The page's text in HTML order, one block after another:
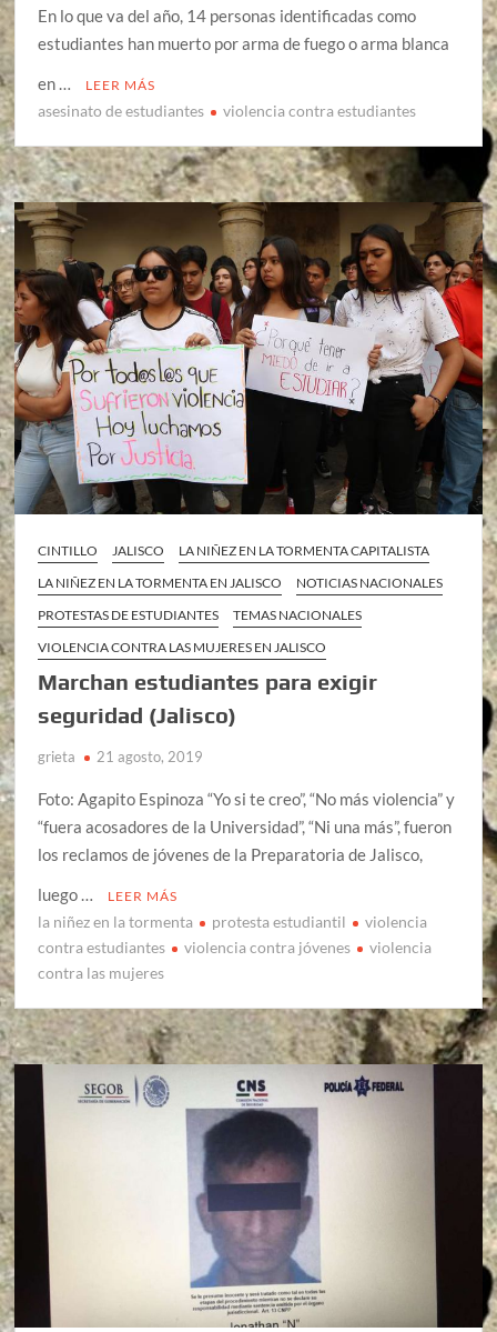
En lo que va del año, 14 personas identificadas como
estudiantes han muerto por arma de fuego o arma blanca
en …
LEER MÁS
asesinato de estudiantes violencia contra estudiantes
CINTILLO JALISCO
LA NIÑEZ EN LA TORMENTA CAPITALISTA
LA NIÑEZ EN LA TORMENTA EN JALISCO
NOTICIAS NACIONALES
PROTESTAS DE ESTUDIANTES
TEMAS NACIONALES
VIOLENCIA CONTRA LAS MUJERES EN JALISCO
Marchan estudiantes para exigir
seguridad (Jalisco)
grieta 21 agosto, 2019
Foto: Agapito Espinoza “Yo si te creo”, “No más violencia” y
“fuera acosadores de la Universidad”, “Ni una más”, fueron
los reclamos de jóvenes de la Preparatoria de Jalisco,
luego …
LEER MÁS
la niñez en la tormenta protesta estudiantil
violencia
contra estudiantes
violencia contra jóvenes
violencia
contra las mujeres